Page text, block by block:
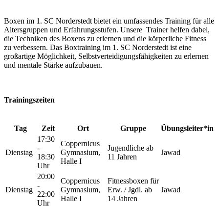
Boxen im 1. SC Norderstedt bietet ein umfassendes Training für alle
Altersgruppen und Erfahrungsstufen. Unsere Trainer helfen dabei,
die Techniken des Boxens zu erlernen und die körperliche Fitness
zu verbessern. Das Boxtraining im 1. SC Norderstedt ist eine
großartige Möglichkeit, Selbstverteidigungsfähigkeiten zu erlernen
und mentale Stärke aufzubauen.
Trainingszeiten
Tag Zeit Ort Gruppe Übungsleiter*in
Dienstag
17:30
-
18:30
Uhr
Coppernicus
Gymnasium,
Halle I
Jugendliche ab
11 Jahren
Jawad
Dienstag
20:00
-
22:00
Uhr
Coppernicus
Gymnasium,
Halle I
Fitnessboxen für
Erw. / Jgdl. ab
14 Jahren
Jawad